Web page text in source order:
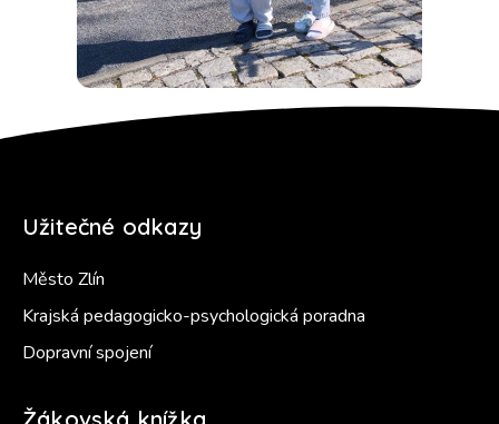
Užitečné odkazy
Město Zlín
Krajská pedagogicko-psychologická poradna
Dopravní spojení